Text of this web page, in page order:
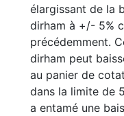
élargissant de la
dirham à +/- 5%
précédemment.
dirham peut
au panier de
dans la limite de
a entamé une